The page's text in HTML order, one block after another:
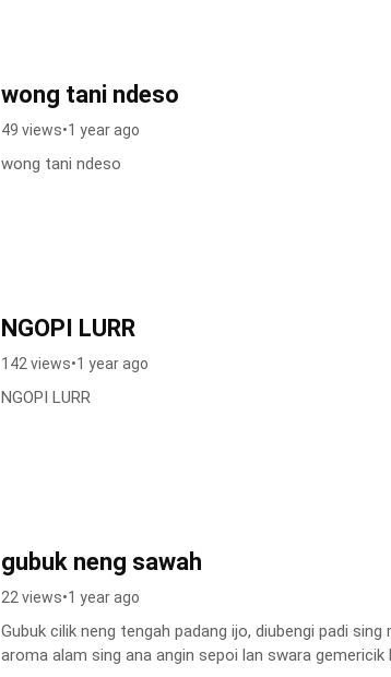
wong tani ndeso
49 views•1 year ago
wong tani ndeso
NGOPI LURR
142 views•1 year ago
NGOPI LURR
gubuk neng sawah
22 views•1 year ago
Gubuk cilik neng tengah padang ijo, diubengi padi